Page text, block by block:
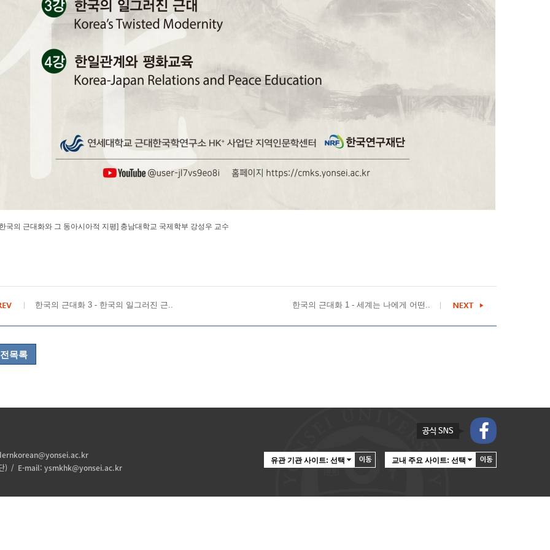
국의 근대화와 그 동아시아적 지평] 충남대학교 국제학부 강성우 교수
한국의 근대화 3 - 한국의 일그러진 근.. 한국의 근대화 1 - 세계는 나에게 어떤..
목록
) / E-mail: ysmkhk@yonsei.ac.kr